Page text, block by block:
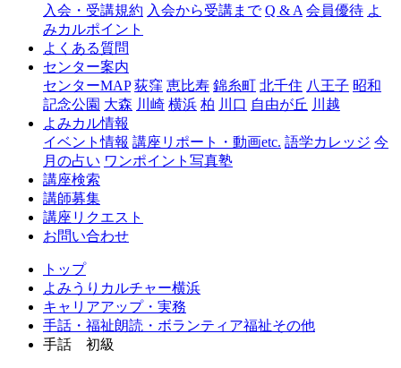
ャ
浜
入会・受講規約 入会から受講まで Q & A 会員優待 よ
みカルポイント
よくある質問
センター案内
センターMAP 荻窪 恵比寿 錦糸町 北千住 八王子 昭和
記念公園 大森 川崎 横浜 柏 川口 自由が丘 川越
よみカル情報
イベント情報 講座リポート・動画etc. 語学カレッジ 今
月の占い ワンポイント写真塾
講座検索
講師募集
講座リクエスト
お問い合わせ
トップ
よみうりカルチャー横浜
キャリアアップ・実務
手話・福祉朗読・ボランティア福祉その他
手話 初級